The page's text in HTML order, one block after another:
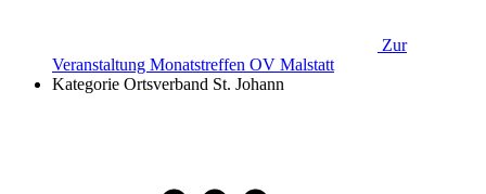
Zur
Veranstaltung Monatstreffen OV Malstatt
Kategorie Ortsverband St. Johann